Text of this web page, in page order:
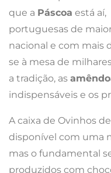
que a Páscoa está aí,
portuguesas de
nacional e com mais
se à mesa de
a tradição, as
indispensáveis e os
A caixa de Ovinhos
disponível com uma
mas o fundamental
produzidos com